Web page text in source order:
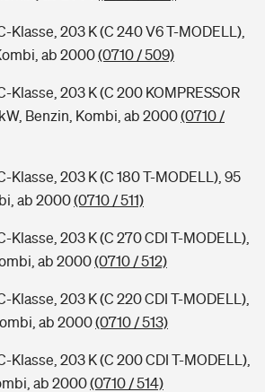
Klasse, 203 K (C 240 V6 T-MODELL),
ab 2000(0710 / 509)
Klasse, 203 K (C 200 KOMPRESSOR
Benzin, Kombi, ab 2000(0710 /
Klasse, 203 K (C 180 T-MODELL), 95
ab 2000(0710 / 511)
Klasse, 203 K (C 270 CDI T-MODELL),
ab 2000(0710 / 512)
Klasse, 203 K (C 220 CDI T-MODELL),
ab 2000(0710 / 513)
Klasse, 203 K (C 200 CDI T-MODELL),
ab 2000(0710 / 514)